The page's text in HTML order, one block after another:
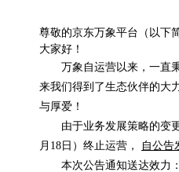
尊敬的京东万象平台（以下
大家好！
万象自运营以来，一直
来我们得到了生态伙伴的大
与厚爱！
由于业务发展策略的变
月18日）终止运营，
自公告
本次公告通知送达效力
航班动态数据
浏览(51078) 评分(5)